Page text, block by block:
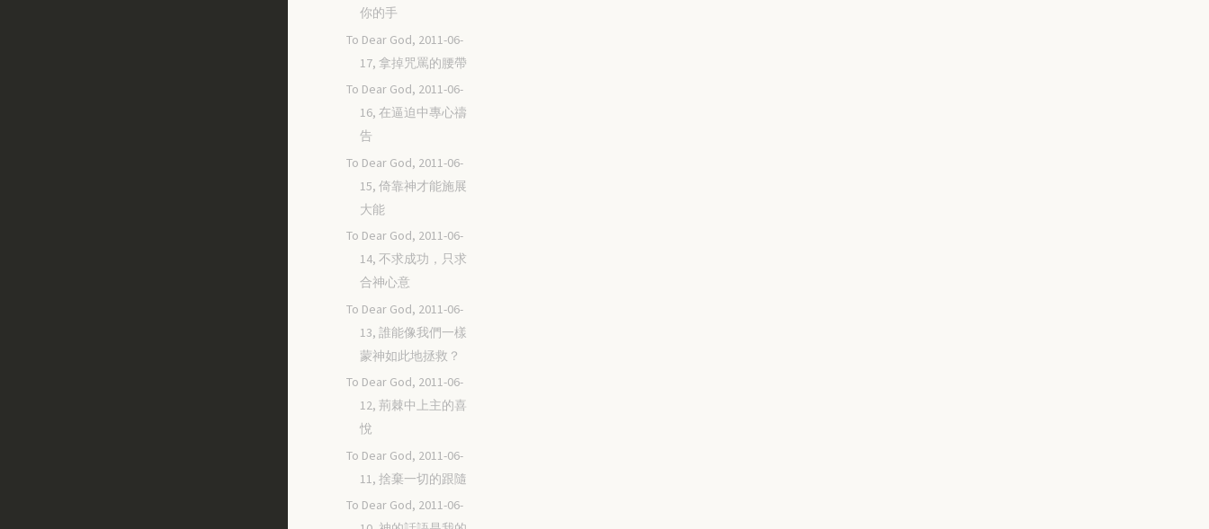
你的手
To Dear God, 2011-06-
17, 拿掉咒罵的腰帶
To Dear God, 2011-06-
16, 在逼迫中專心禱
告
To Dear God, 2011-06-
15, 倚靠神才能施展
大能
To Dear God, 2011-06-
14, 不求成功，只求
合神心意
To Dear God, 2011-06-
13, 誰能像我們一樣
蒙神如此地拯救？
To Dear God, 2011-06-
12, 荊棘中上主的喜
悅
To Dear God, 2011-06-
11, 捨棄一切的跟隨
To Dear God, 2011-06-